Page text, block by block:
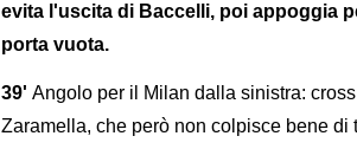
evita l'uscita di Baccelli, poi appoggia
porta vuota.
39' Angolo per il Milan dalla sinistra:
Zaramella, che però non colpisce bene